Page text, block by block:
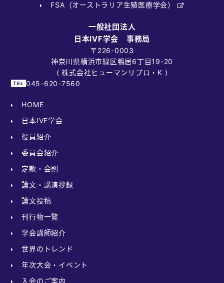
FSA（オーストラリア生殖医療学会）
一般社団法人
日本IVF学会 事務局
〒226-0003
神奈川県横浜市緑区鴨居6丁目19-20
( 株式会社ヒューマンリプロ・K )
045-620-7560
HOME
日本IVF学会
役員紹介
委員会紹介
定款・会則
論文・講演抄録
論文投稿
刊行物一覧
学会講師紹介
世界のトレンド
年次大会・イベント
入会のご案内